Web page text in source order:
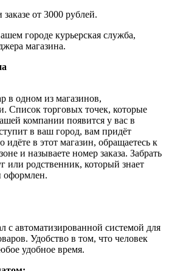
от 3000 рублей.
городе курьерская служба,
магазина.
в одном из магазинов,
Список торговых точек, которые
компании появится у вас в
в ваш город, вам придёт
в этот магазин, обращаетесь к
и называете номер заказа. Забрать
или родственник, который знает
оформлен.
с автоматизированной системой для
Удобство в том, что человек
удобное время.